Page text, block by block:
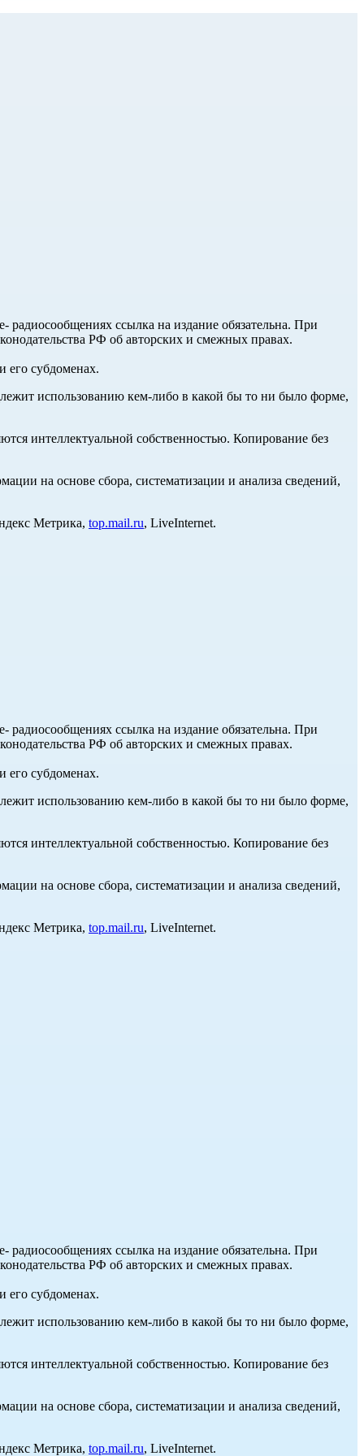
радиосообщениях ссылка на издание обязательна. При
РФ об авторских и смежных правах.
и его субдоменах.
использованию кем-либо в какой бы то ни было форме,
интеллектуальной собственностью. Копирование без
на основе сбора, систематизации и анализа сведений,
Метрика, top.mail.ru, LiveInternet.
радиосообщениях ссылка на издание обязательна. При
РФ об авторских и смежных правах.
и его субдоменах.
использованию кем-либо в какой бы то ни было форме,
интеллектуальной собственностью. Копирование без
на основе сбора, систематизации и анализа сведений,
Метрика, top.mail.ru, LiveInternet.
радиосообщениях ссылка на издание обязательна. При
РФ об авторских и смежных правах.
и его субдоменах.
использованию кем-либо в какой бы то ни было форме,
интеллектуальной собственностью. Копирование без
на основе сбора, систематизации и анализа сведений,
Метрика, top.mail.ru, LiveInternet.